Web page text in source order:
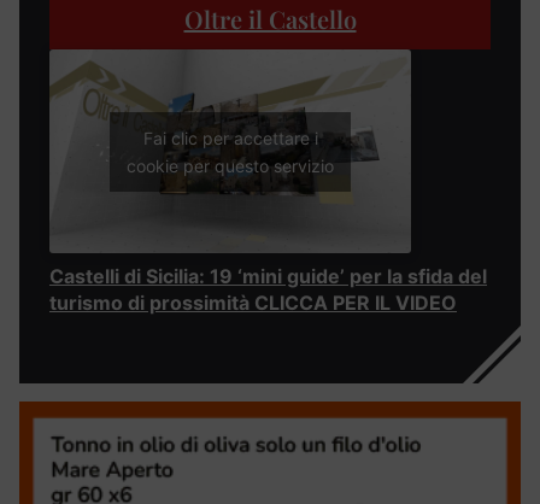
Oltre il Castello
Fai clic per accettare i
cookie per questo servizio
Castelli di Sicilia: 19 ‘mini guide’ per la sfida del
turismo di prossimità CLICCA PER IL VIDEO